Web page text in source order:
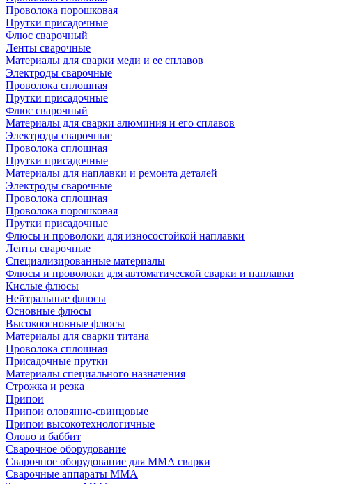
Проволока порошковая
Прутки присадочные
Флюс сварочный
Ленты сварочные
Материалы для сварки меди и ее сплавов
Электроды сварочные
Проволока сплошная
Прутки присадочные
Флюс сварочный
Материалы для сварки алюминия и его сплавов
Электроды сварочные
Проволока сплошная
Прутки присадочные
Материалы для наплавки и ремонта деталей
Электроды сварочные
Проволока сплошная
Проволока порошковая
Прутки присадочные
Флюсы и проволоки для износостойкой наплавки
Ленты сварочные
Специализированные материалы
Флюсы и проволоки для автоматической сварки и наплавки
Кислые флюсы
Нейтральные флюсы
Основные флюсы
Высокоосновные флюсы
Материалы для сварки титана
Проволока сплошная
Присадочные прутки
Материалы специального назначения
Строжка и резка
Припои
Припои оловянно-свинцовые
Припои высокотехнологичные
Олово и баббит
Сварочное оборудование
Сварочное оборудование для MMA сварки
Сварочные аппараты MMA